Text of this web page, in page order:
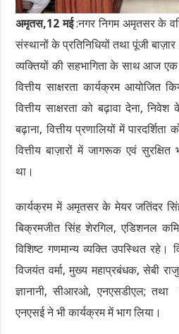
अमृतस,12 मई:नगर निगम अमृतसर के
संस्थानों के प्रतिनिधियों तथा पूंजी
व्यक्तियों की सहभागिता के साथ आज
वित्तीय साक्षरता कार्यक्रम आयोजित
वित्तीय साक्षरता को बढ़ावा देना,
बढ़ाना, वित्तीय प्रणालियों में
वित्तीय बाज़ारों में जागरूक एवं सुरक्षित
था।
कार्यक्रम में अमृतसर के मेयर जतिंदर
बिक्रमजीत सिंह शेरगिल, एडिशनल
विशिष्ट गणमान्य व्यक्ति उपस्थित रहे।
विजयंत वर्मा, मुख्य महाप्रबंधक, सेबी
ज्ञानानी, सीआरओ, एनएसडीएल; तथा
एनएसई ने भी कार्यक्रम में भाग लिया।